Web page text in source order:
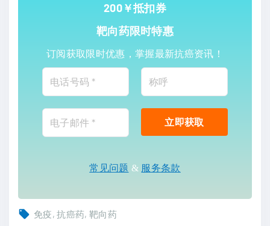
200￥抵扣券
靶向药限时特惠
订阅获取限时优惠，掌握最新抗癌资讯！
常见问题 & 服务条款
免疫 抗癌药 靶向药